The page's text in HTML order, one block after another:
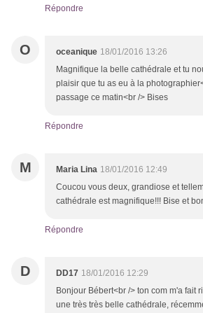
Répondre
O oceanique 18/01/2016 13:26
Magnifique la belle cathédrale et tu
plaisir que tu as eu à la
passage ce matin<br /> Bises
Répondre
M Maria Lina 18/01/2016 12:49
Coucou vous deux, grandiose et
cathédrale est magnifique!!! Bise et
Répondre
D DD17 18/01/2016 12:29
Bonjour Bébert<br /> ton com m'a fait
une très très belle cathédrale,